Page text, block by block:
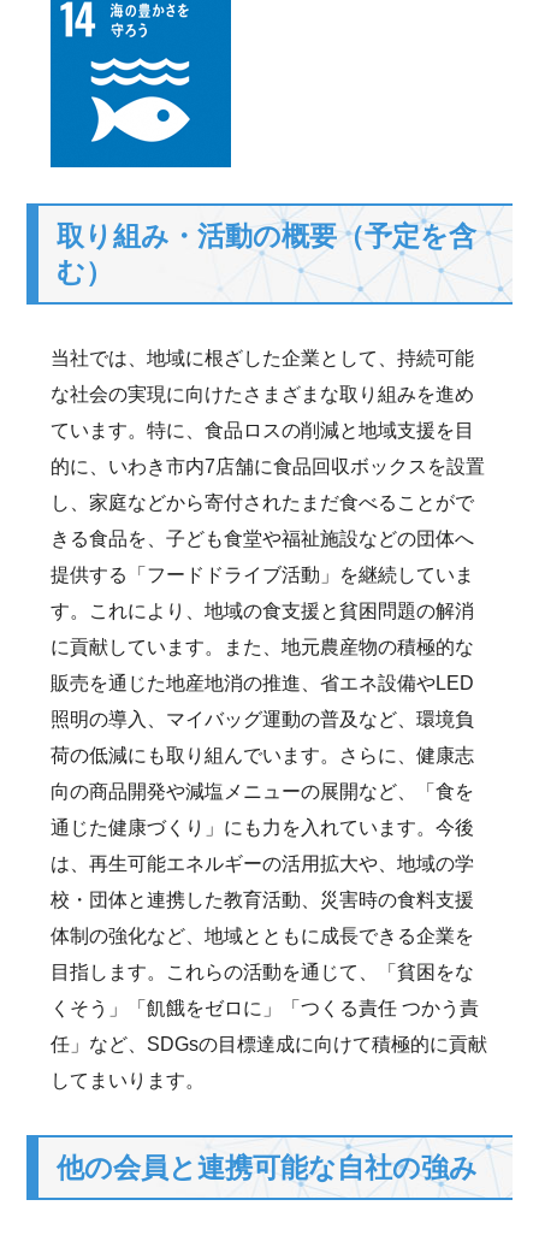
取り組み・活動の概要（予定を含
む）
当社では、地域に根ざした企業として、持続可能
な社会の実現に向けたさまざまな取り組みを進め
ています。特に、食品ロスの削減と地域支援を目
的に、いわき市内7店舗に食品回収ボックスを設置
し、家庭などから寄付されたまだ食べることがで
きる食品を、子ども食堂や福祉施設などの団体へ
提供する「フードドライブ活動」を継続していま
す。これにより、地域の食支援と貧困問題の解消
に貢献しています。また、地元農産物の積極的な
販売を通じた地産地消の推進、省エネ設備やLED
照明の導入、マイバッグ運動の普及など、環境負
荷の低減にも取り組んでいます。さらに、健康志
向の商品開発や減塩メニューの展開など、「食を
通じた健康づくり」にも力を入れています。今後
は、再生可能エネルギーの活用拡大や、地域の学
校・団体と連携した教育活動、災害時の食料支援
体制の強化など、地域とともに成長できる企業を
目指します。これらの活動を通じて、「貧困をな
くそう」「飢餓をゼロに」「つくる責任 つかう責
任」など、SDGsの目標達成に向けて積極的に貢献
してまいります。
他の会員と連携可能な自社の強み